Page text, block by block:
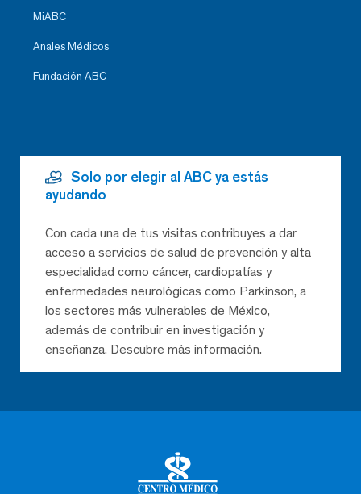
MiABC
Anales Médicos
Fundación ABC
Solo por elegir al ABC ya estás
ayudando
Con cada una de tus visitas contribuyes a dar
acceso a servicios de salud de prevención y alta
especialidad como cáncer, cardiopatías y
enfermedades neurológicas como Parkinson, a
los sectores más vulnerables de México,
además de contribuir en investigación y
enseñanza. Descubre más información.